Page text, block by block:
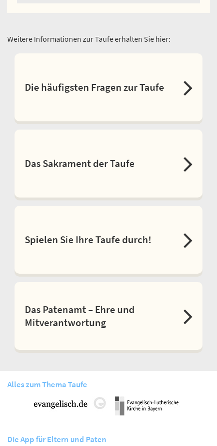
Weitere Informationen zur Taufe erhalten Sie hier:
Die häufigsten Fragen zur Taufe
Das Sakrament der Taufe
Spielen Sie Ihre Taufe durch!
Das Patenamt – Ehre und
Mitverantwortung
Alles zum Thema Taufe
Die App für Eltern und Paten